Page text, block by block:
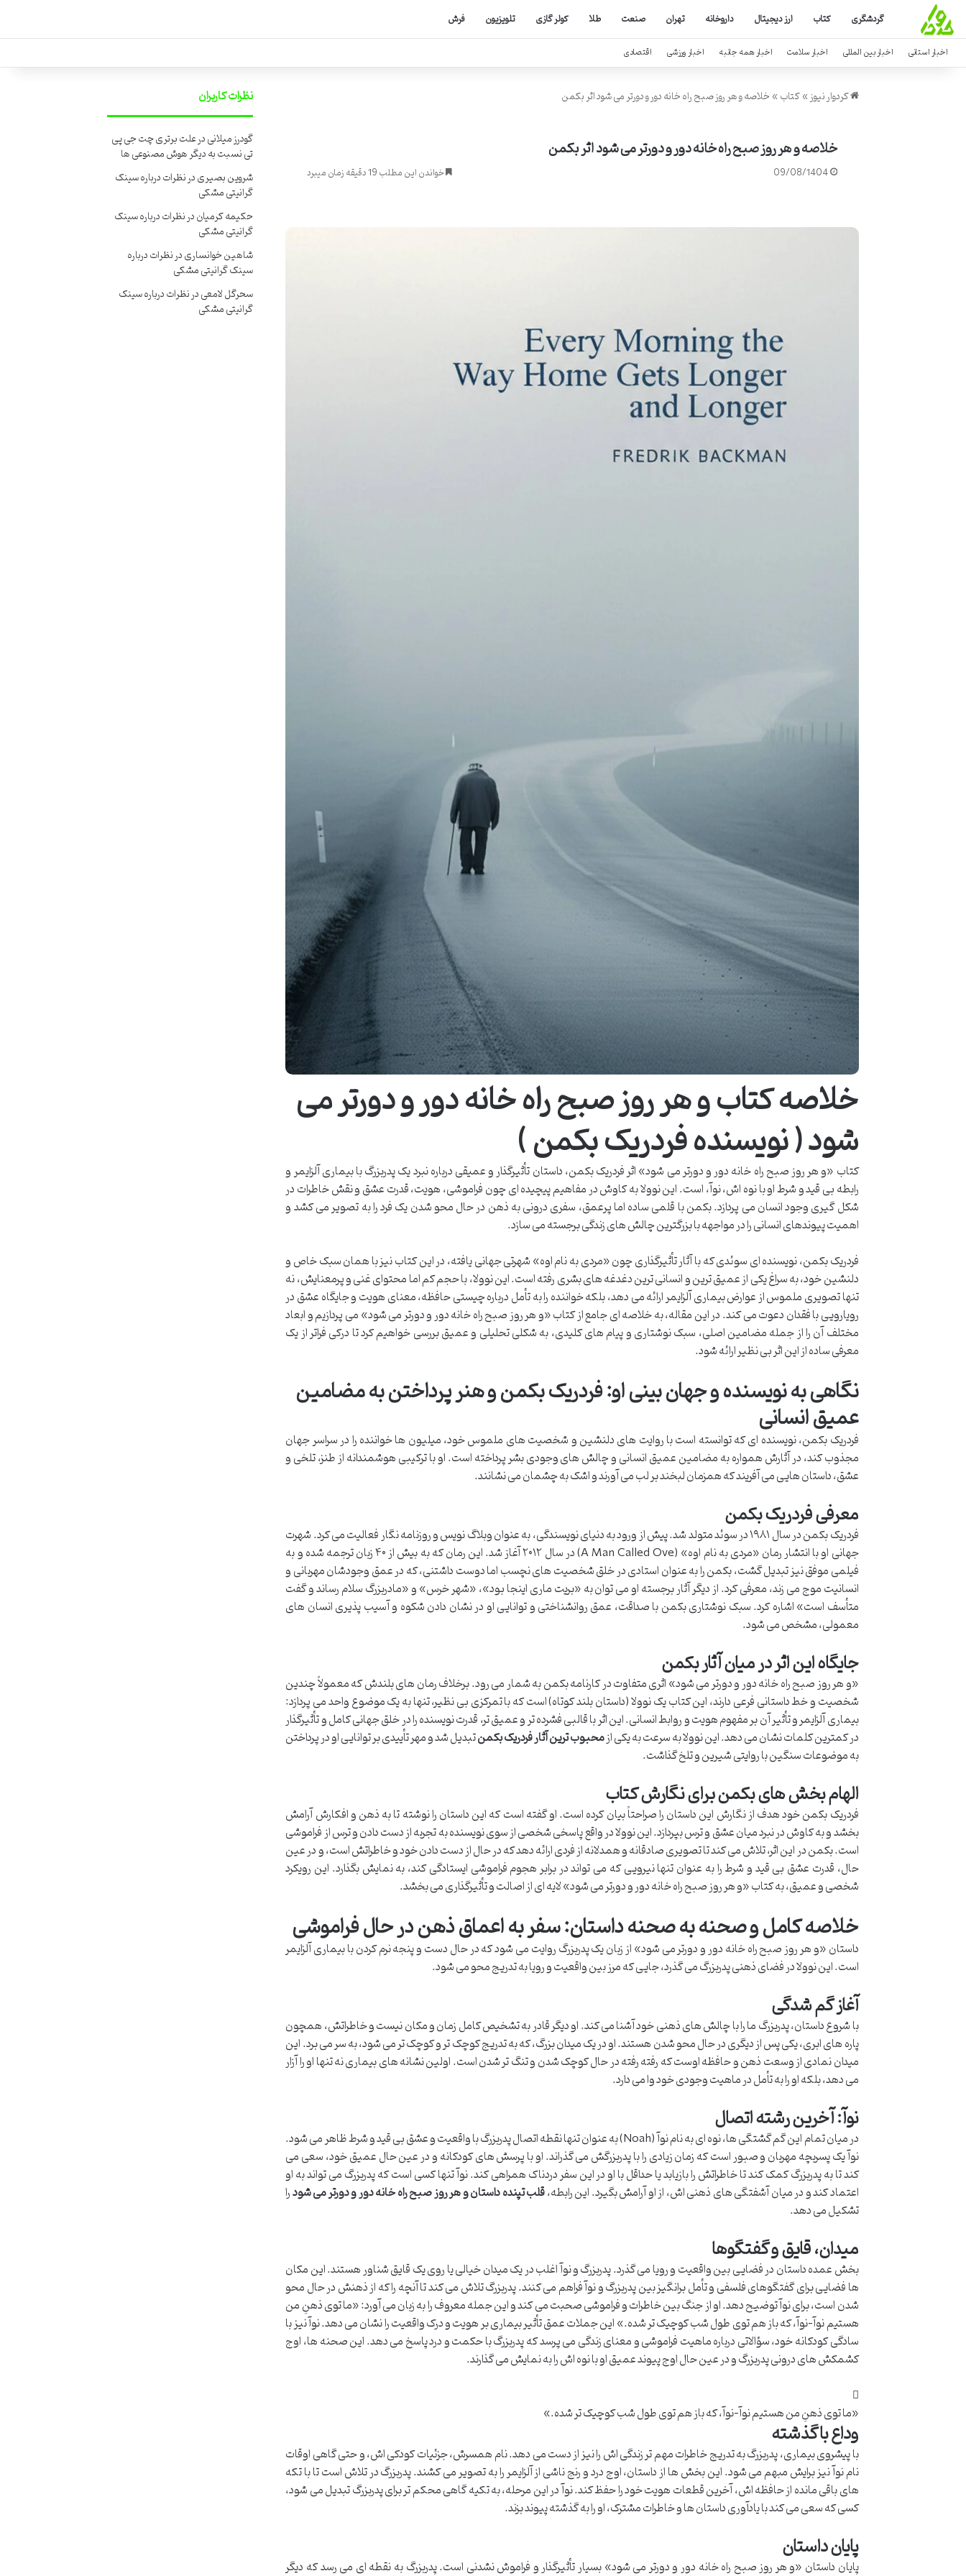
گردشگری کتاب ارز دیجیتال داروخانه تهران صنعت طلا کولر گازی تلویزیون فرش
اخبار استانی اخبار بین المللی اخبار سلامت اخبار همه جانبه اخبار ورزشی اقتصادی
کردوار نیوز»کتاب»خلاصه و هر روز صبح راه خانه دور و دورتر می شود اثر بکمن
خلاصه و هر روز صبح راه خانه دور و دورتر می شود اثر بکمن
09/08/1404 خواندن این مطلب 19 دقیقه زمان میبرد
خلاصه کتاب و هر روز صبح راه خانه دور و دورتر می
شود ( نویسنده فردریک بکمن )
کتاب «و هر روز صبح راه خانه دور و دورتر می شود» اثر فردریک بکمن، داستان تأثیرگذار و عمیقی درباره نبرد یک پدربزرگ با بیماری آلزایمر و
رابطه بی قید و شرط او با نوه اش، نوآ، است. این نوولا به کاوش در مفاهیم پیچیده ای چون فراموشی، هویت، قدرت عشق و نقش خاطرات در
شکل گیری وجود انسان می پردازد. بکمن با قلمی ساده اما پرعمق، سفری درونی به ذهن در حال محو شدن یک فرد را به تصویر می کشد و
اهمیت پیوندهای انسانی را در مواجهه با بزرگترین چالش های زندگی برجسته می سازد.
فردریک بکمن، نویسنده ای سوئدی که با آثار تأثیرگذاری چون «مردی به نام اوه» شهرتی جهانی یافته، در این کتاب نیز با همان سبک خاص و
دلنشین خود، به سراغ یکی از عمیق ترین و انسانی ترین دغدغه های بشری رفته است. این نوولا، با حجم کم اما محتوای غنی و پرمعنایش، نه
تنها تصویری ملموس از عوارض بیماری آلزایمر ارائه می دهد، بلکه خواننده را به تأمل درباره چیستی حافظه، معنای هویت و جایگاه عشق در
رویارویی با فقدان دعوت می کند. در این مقاله، به خلاصه ای جامع از کتاب «و هر روز صبح راه خانه دور و دورتر می شود» می پردازیم و ابعاد
مختلف آن را از جمله مضامین اصلی، سبک نوشتاری و پیام های کلیدی، به شکلی تحلیلی و عمیق بررسی خواهیم کرد تا درکی فراتر از یک
معرفی ساده از این اثر بی نظیر ارائه شود.
نگاهی به نویسنده و جهان بینی او: فردریک بکمن و هنر پرداختن به مضامین
عمیق انسانی
فردریک بکمن، نویسنده ای که توانسته است با روایت های دلنشین و شخصیت های ملموس خود، میلیون ها خواننده را در سراسر جهان
مجذوب کند، در آثارش همواره به مضامین عمیق انسانی و چالش های وجودی بشر پرداخته است. او با ترکیبی هوشمندانه از طنز، تلخی و
عشق، داستان هایی می آفریند که همزمان لبخند بر لب می آورند و اشک به چشمان می نشانند.
معرفی فردریک بکمن
فردریک بکمن در سال ۱۹۸۱ در سوئد متولد شد. پیش از ورود به دنیای نویسندگی، به عنوان وبلاگ نویس و روزنامه نگار فعالیت می کرد. شهرت
جهانی او با انتشار رمان «مردی به نام اوه» (A Man Called Ove) در سال ۲۰۱۲ آغاز شد. این رمان که به بیش از ۴۰ زبان ترجمه شده و به
فیلمی موفق نیز تبدیل گشت، بکمن را به عنوان استادی در خلق شخصیت های نچسب اما دوست داشتنی، که در عمق وجودشان مهربانی و
انسانیت موج می زند، معرفی کرد. از دیگر آثار برجسته او می توان به «بریت ماری اینجا بود»، «شهر خرس» و «مادربزرگ سلام رساند و گفت
متأسف است» اشاره کرد. سبک نوشتاری بکمن با صداقت، عمق روانشناختی و توانایی او در نشان دادن شکوه و آسیب پذیری انسان های
معمولی، مشخص می شود.
جایگاه این اثر در میان آثار بکمن
«و هر روز صبح راه خانه دور و دورتر می شود» اثری متفاوت در کارنامه بکمن به شمار می رود. برخلاف رمان های بلندش که معمولاً چندین
شخصیت و خط داستانی فرعی دارند، این کتاب یک نوولا (داستان بلند کوتاه) است که با تمرکزی بی نظیر، تنها به یک موضوع واحد می پردازد:
بیماری آلزایمر و تأثیر آن بر مفهوم هویت و روابط انسانی. این اثر با قالبی فشرده تر و عمیق تر، قدرت نویسنده را در خلق جهانی کامل و تأثیرگذار
در کمترین کلمات نشان می دهد. این نوولا به سرعت به یکی ازمحبوب ترین آثار فردریک بکمنتبدیل شد و مهر تأییدی بر توانایی او در پرداختن
به موضوعات سنگین با روایتی شیرین و تلخ گذاشت.
الهام بخش های بکمن برای نگارش کتاب
فردریک بکمن خود هدف از نگارش این داستان را صراحتاً بیان کرده است. او گفته است که این داستان را نوشته تا به ذهن و افکارش آرامش
بخشد و به کاوش در نبرد میان عشق و ترس بپردازد. این نوولا در واقع پاسخی شخصی از سوی نویسنده به تجربه از دست دادن و ترس از فراموشی
است. بکمن در این اثر، تلاش می کند تا تصویری صادقانه و همدلانه از فردی ارائه دهد که در حال از دست دادن خود و خاطراتش است، و در عین
حال، قدرت عشق بی قید و شرط را به عنوان تنها نیرویی که می تواند در برابر هجوم فراموشی ایستادگی کند، به نمایش بگذارد. این رویکرد
شخصی و عمیق، به کتاب «و هر روز صبح راه خانه دور و دورتر می شود» لایه ای از اصالت و تأثیرگذاری می بخشد.
خلاصه کامل و صحنه به صحنه داستان: سفر به اعماق ذهن در حال فراموشی
داستان «و هر روز صبح راه خانه دور و دورتر می شود» از زبان یک پدربزرگ روایت می شود که در حال دست و پنجه نرم کردن با بیماری آلزایمر
است. این نوولا در فضای ذهنی پدربزرگ می گذرد، جایی که مرز بین واقعیت و رویا به تدریج محو می شود.
آغاز گم شدگی
با شروع داستان، پدربزرگ ما را با چالش های ذهنی خود آشنا می کند. او دیگر قادر به تشخیص کامل زمان و مکان نیست و خاطراتش، همچون
پاره های ابری، یکی پس از دیگری در حال محو شدن هستند. او در یک میدان بزرگ، که به تدریج کوچک تر و کوچک تر می شود، به سر می برد. این
میدان نمادی از وسعت ذهن و حافظه اوست که رفته رفته در حال کوچک شدن و تنگ تر شدن است. اولین نشانه های بیماری نه تنها او را آزار
می دهد، بلکه او را به تأمل در ماهیت وجودی خود وا می دارد.
نوآ: آخرین رشته اتصال
در میان تمام این گم گشتگی ها، نوه ای به نام نوآ (Noah) به عنوان تنها نقطه اتصال پدربزرگ با واقعیت و عشق بی قید و شرط ظاهر می شود.
نوآ یک پسربچه مهربان و صبور است که زمان زیادی را با پدربزرگش می گذراند. او با پرسش های کودکانه و در عین حال عمیق خود، سعی می
کند تا به پدربزرگ کمک کند تا خاطراتش را بازیابد یا حداقل با او در این سفر دردناک همراهی کند. نوآ تنها کسی است که پدربزرگ می تواند به او
اعتماد کند و در میان آشفتگی های ذهنی اش، از او آرامش بگیرد. این رابطه،قلب تپنده داستان و هر روز صبح راه خانه دور و دورتر می شودرا
تشکیل می دهد.
میدان، قایق و گفتگوها
بخش عمده داستان در فضایی بین واقعیت و رویا می گذرد. پدربزرگ و نوآ اغلب در یک میدان خیالی یا روی یک قایق شناور هستند. این مکان
ها فضایی برای گفتگوهای فلسفی و تأمل برانگیز بین پدربزرگ و نوآ فراهم می کنند. پدربزرگ تلاش می کند تا آنچه را که از ذهنش در حال محو
شدن است، برای نوآ توضیح دهد. او از جنگ بین خاطرات و فراموشی صحبت می کند و این جمله معروف را به زبان می آورد: «ما توی ذهنِ من
هستیم نوآ-نوآ، که باز هم توی طول شب کوچیک تر شده.» این جملات عمق تأثیر بیماری بر هویت و درک واقعیت را نشان می دهد. نوآ نیز با
سادگی کودکانه خود، سؤالاتی درباره ماهیت فراموشی و معنای زندگی می پرسد که پدربزرگ با حکمت و درد پاسخ می دهد. این صحنه ها، اوج
کشمکش های درونی پدربزرگ و در عین حال اوج پیوند عمیق او با نوه اش را به نمایش می گذارند.
«ما توی ذهنِ من هستیم نوآ-نوآ، که باز هم توی طول شب کوچیک تر شده.»
وداع با گذشته
با پیشروی بیماری، پدربزرگ به تدریج خاطرات مهم تر زندگی اش را نیز از دست می دهد. نام همسرش، جزئیات کودکی اش، و حتی گاهی اوقات
نام نوآ نیز برایش مبهم می شود. این بخش ها از داستان، اوج درد و رنج ناشی از آلزایمر را به تصویر می کشند. پدربزرگ در تلاش است تا با تکه
های باقی مانده از حافظه اش، آخرین قطعات هویت خود را حفظ کند. نوآ در این مرحله، به تکیه گاهی محکم تر برای پدربزرگ تبدیل می شود،
کسی که سعی می کند با یادآوری داستان ها و خاطرات مشترک، او را به گذشته پیوند بزند.
پایان داستان
پایان داستان «و هر روز صبح راه خانه دور و دورتر می شود» بسیار تأثیرگذار و فراموش نشدنی است. پدربزرگ به نقطه ای می رسد که دیگر
نظرات کاربران
گودرز میلانیدرعلت برتری چت جی پی
تی نسبت به دیگر هوش مصنوعی ها
شروین بصیریدرنظرات درباره سینک
گرانیتی مشکی
حکیمه کرمیاندرنظرات درباره سینک
گرانیتی مشکی
شاهین خوانساریدرنظرات درباره
سینک گرانیتی مشکی
سحرگل لامعیدرنظرات درباره سینک
گرانیتی مشکی